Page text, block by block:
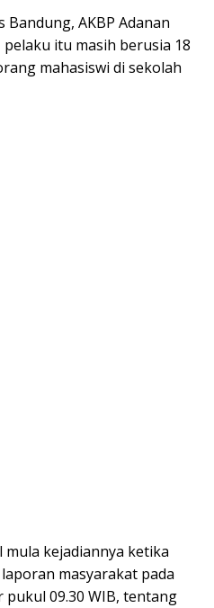
Bandung, AKBP Adanan
itu masih berusia 18
mahasiswi di sekolah
mula kejadiannya ketika
masyarakat pada
pukul 09.30 WIB, tentang